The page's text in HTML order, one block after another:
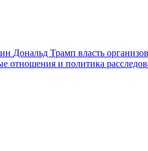
Дональд Трамп власть
отношения и политика